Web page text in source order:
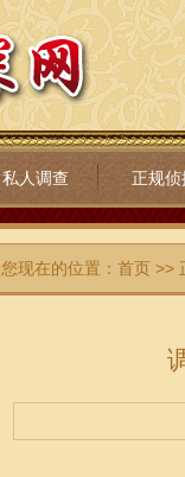
私人调查 正规侦
您现在的位置： 首页>>